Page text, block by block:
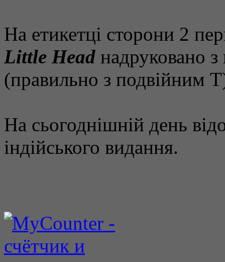
На етикетці сторони 2
Little Head надруковано
(правильно з подвійним
На сьогоднішній день
індійського видання.